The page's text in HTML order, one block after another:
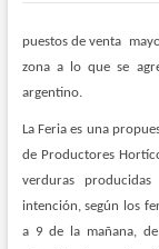
puestos de venta
zona a lo que se
argentino.
La Feria es una
de Productores
verduras
intención, según los
a 9 de la mañana,